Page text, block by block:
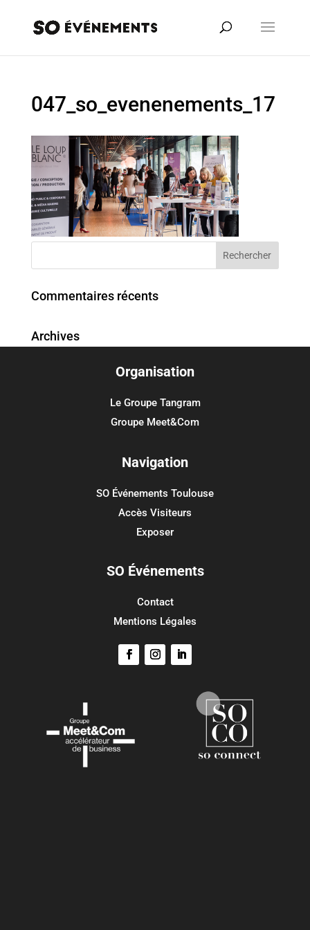
047_so_evenenements_17
Commentaires récents
Archives
Flux des commentaires
Site de WordPress-FR
Organisation
Le Groupe Tangram
Groupe Meet&Com
Navigation
SO Événements Toulouse
Accès Visiteurs
Exposer
SO Événements
Contact
Mentions Légales